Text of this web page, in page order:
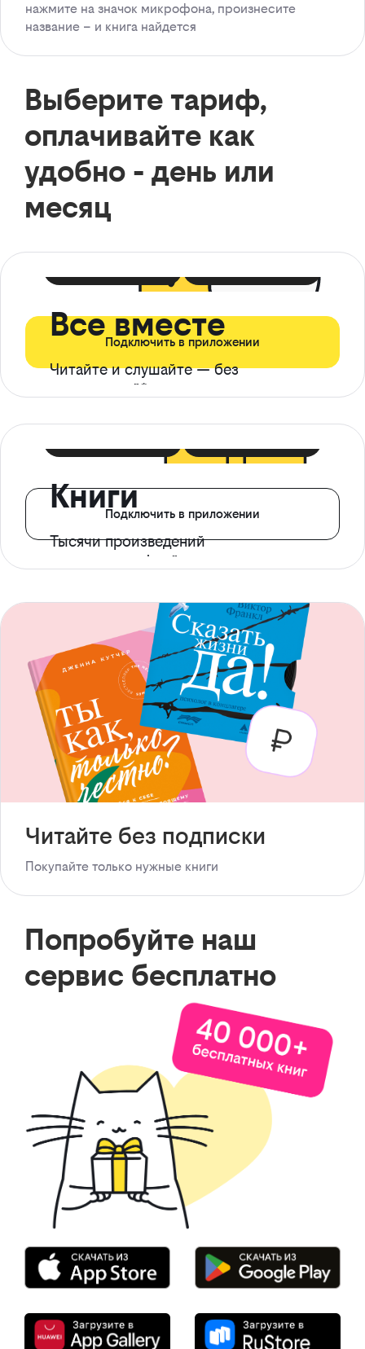
нажмите на значок микрофона, произнесите
название – и книга найдется
Выберите тариф,
оплачивайте как
удобно - день или
месяц
Все вместе
Читайте и слушайте — без
ограничений*
Подключить в приложении
Книги
Тысячи произведений
с доступом офлайн
Подключить в приложении
Читайте без подписки
Покупайте только нужные книги
Попробуйте наш
сервис бесплатно